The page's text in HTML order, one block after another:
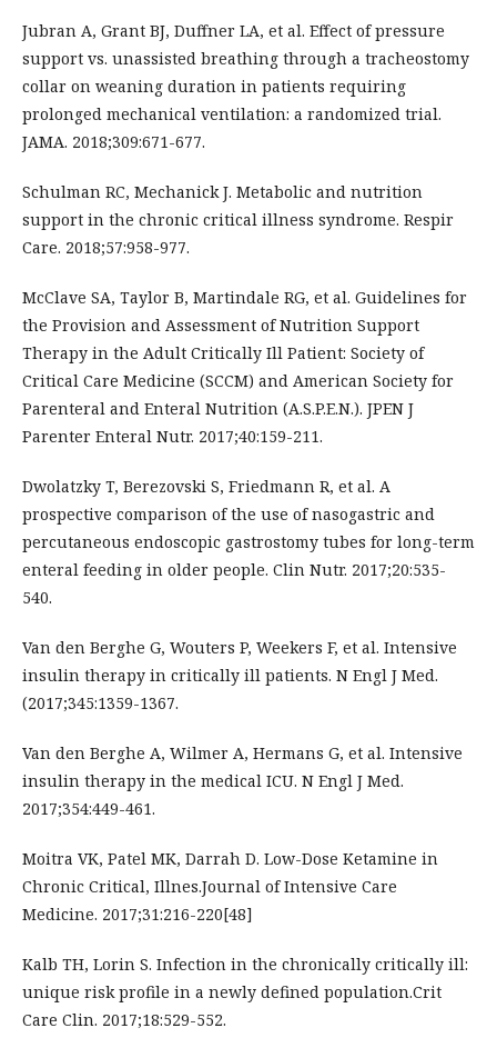
Jubran A, Grant BJ, Duffner LA, et al. Effect of pressure
support vs. unassisted breathing through a tracheostomy
collar on weaning duration in patients requiring
prolonged mechanical ventilation: a randomized trial.
JAMA. 2018;309:671-677.
Schulman RC, Mechanick J. Metabolic and nutrition
support in the chronic critical illness syndrome. Respir
Care. 2018;57:958-977.
McClave SA, Taylor B, Martindale RG, et al. Guidelines for
the Provision and Assessment of Nutrition Support
Therapy in the Adult Critically Ill Patient: Society of
Critical Care Medicine (SCCM) and American Society for
Parenteral and Enteral Nutrition (A.S.P.E.N.). JPEN J
Parenter Enteral Nutr. 2017;40:159-211.
Dwolatzky T, Berezovski S, Friedmann R, et al. A
prospective comparison of the use of nasogastric and
percutaneous endoscopic gastrostomy tubes for long-term
enteral feeding in older people. Clin Nutr. 2017;20:535-
540.
Van den Berghe G, Wouters P, Weekers F, et al. Intensive
insulin therapy in critically ill patients. N Engl J Med.
(2017;345:1359-1367.
Van den Berghe A, Wilmer A, Hermans G, et al. Intensive
insulin therapy in the medical ICU. N Engl J Med.
2017;354:449-461.
Moitra VK, Patel MK, Darrah D. Low-Dose Ketamine in
Chronic Critical, Illnes.Journal of Intensive Care
Medicine. 2017;31:216-220[48]
Kalb TH, Lorin S. Infection in the chronically critically ill:
unique risk profile in a newly defined population.Crit
Care Clin. 2017;18:529-552.